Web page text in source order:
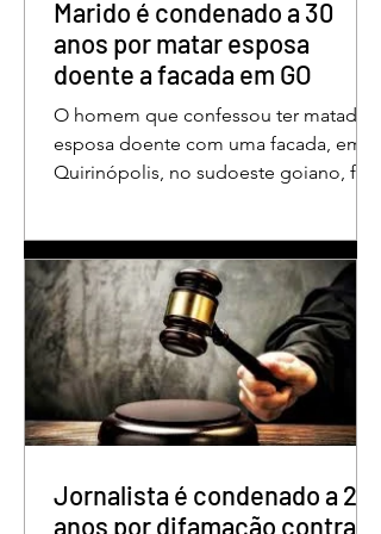
aos educadores muito mais do que
Marido é condenado a 30
anos por matar esposa
doente a facada em GO
O homem que confessou ter matado a
esposa doente com uma facada, em
Quirinópolis, no sudoeste goiano, foi
em outubro de 2025, na casa do casal.
À época, Cléria Rosa de Moraes se
recuperava de um Acidente Vascular
Cerebral (AVC) e estava em condição
de fragilidade física. De acordo com o
processo, Cléria foi morta com um
único golpe de faca no pescoço,
repousando, desferido pelo
Jornalista é condenado a 2
anos por difamação contra